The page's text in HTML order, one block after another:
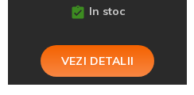
In stoc
VEZI DETALII